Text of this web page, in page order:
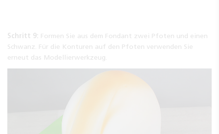
Schritt 9: Formen Sie aus dem Fondant zwei Pfoten und einen
Schwanz. Für die Konturen auf den Pfoten verwenden Sie
erneut das Modellierwerkzeug.